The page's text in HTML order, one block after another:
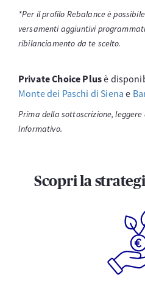
*Per il profilo Rebalance è
versamenti aggiuntivi
ribilanciamento da te scelto.
Private Choice Plusè
Monte dei Paschi di Siena e
Prima della sottoscrizione,
Informativo.
Scopri la